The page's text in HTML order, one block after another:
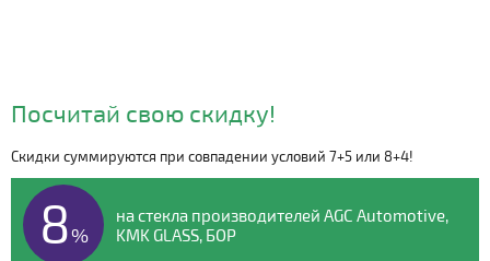
Видео о компании
Посчитай свою скидку!
Скидки суммируются при совпадении условий 7+5 или 8+4!
8%
на стекла производителей AGC Automotive,
KMK GLASS, БОР